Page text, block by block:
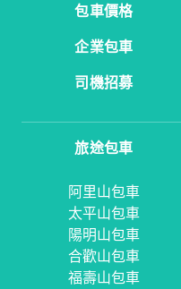
包車價格
企業包車
司機招募
旅途包車
阿里山包車
太平山包車
陽明山包車
合歡山包車
福壽山包車